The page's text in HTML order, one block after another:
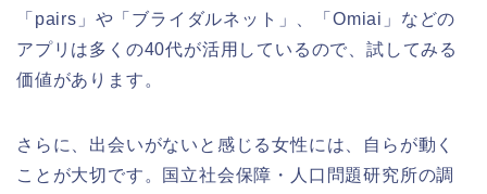
「pairs」や「ブライダルネット」、「Omiai」などの
アプリは多くの40代が活用しているので、試してみる
価値があります。
さらに、出会いがないと感じる女性には、自らが動く
ことが大切です。国立社会保障・人口問題研究所の調